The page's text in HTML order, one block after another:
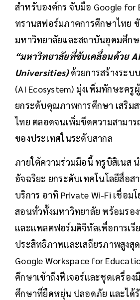
สำหรับองค์กร จับมือ Google for
ทรานสฟอร์มภาคการศึกษาไทย
มหาวิทยาลัยและสถาบันอุดมศึก
“มหาวิทยาลัยที่ขับเคลื่อนด้วย
Universities)ด้วยการสร้างระบ
(AI Ecosystem) มุ่งเพิ่มทักษะครู
ยกระดับคุณภาพการศึกษา เสริม
ไทย ตลอดจนเพิ่มขีดความสามาร
ของประเทศในระดับสากล
ภายใต้ความร่วมมือนี้ ทรูบิสิเนส น
อัจฉริยะ ยกระดับเทคโนโลยีสื่อส
บริการ อาทิ Private Wi-Fi เชื่อมโ
สอนทั่วทั้งมหาวิทยาลัย พร้อมรอง
และแพลตฟอร์มดิจิทัลเพื่อการเรี
ประสิทธิภาพและเสถียรภาพสูงสุ
Google Workspace for
ศึกษาเข้าถึงฟีเจอร์และชุดเครื่อง
ศึกษาที่ยืดหยุ่น ปลอดภัย และได้